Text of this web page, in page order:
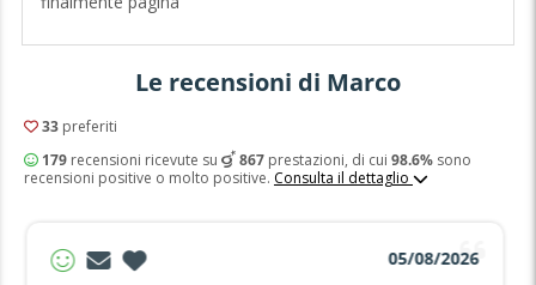
Le recensioni di Marco
33preferiti
179recensioni ricevute su 867prestazioni, di cui 98.6%sono
recensioni positive o molto positive. Consulta il dettaglio
05/08/2026